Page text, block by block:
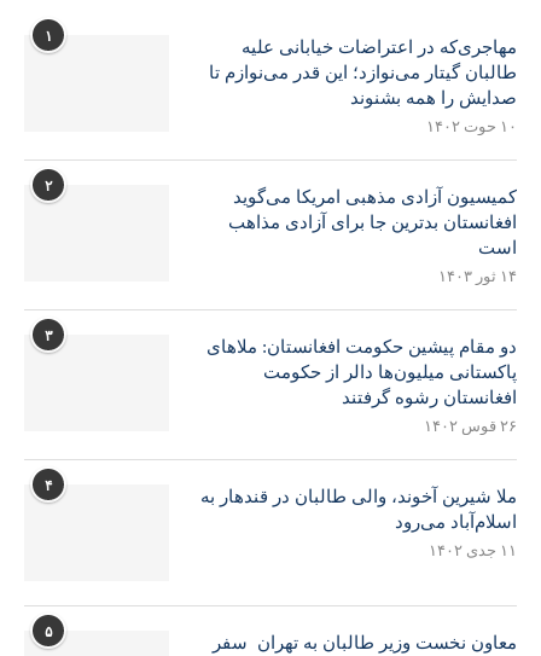
۱
مهاجری‌که در اعتراضات خیابانی علیه
طالبان گیتار می‌نوازد؛ این قدر می‌نوازم تا
صدایش را همه بشنوند
۱۰ حوت ۱۴۰۲
۲
کمیسیون آزادی مذهبی امریکا می‌گوید
افغانستان بدترین جا برای آزادی مذاهب
است
۱۴ ثور ۱۴۰۳
۳
دو مقام پیشین حکومت افغانستان: ملاهای
پاکستانی میلیون‌ها دالر از حکومت
افغانستان رشوه گرفتند
۲۶ قوس ۱۴۰۲
۴
ملا شیرین آخوند، والی طالبان در قندهار به
اسلام‌آباد می‌رود
۱۱ جدی ۱۴۰۲
۵
معاون نخست وزیر طالبان به تهران سفر